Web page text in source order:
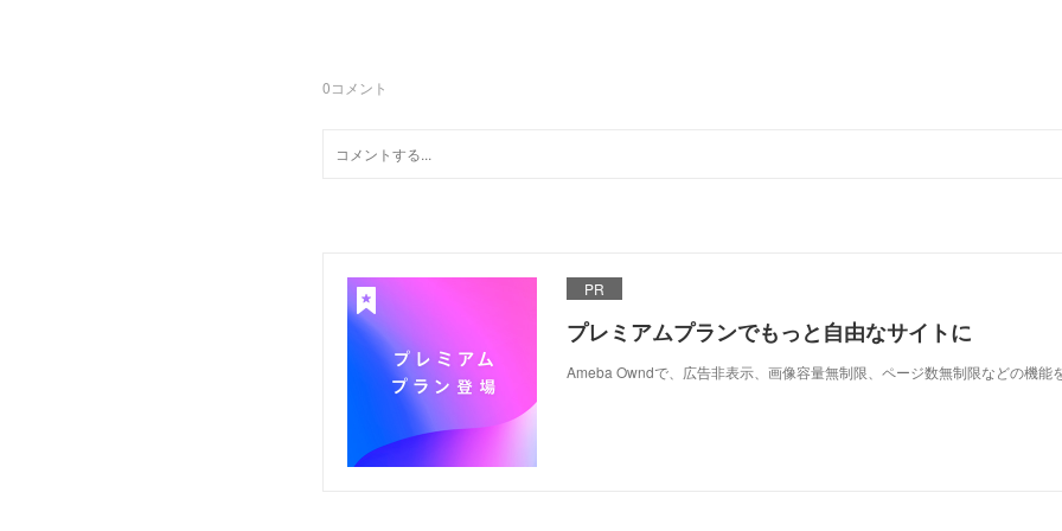
0コメント
PR
プレミアムプランでもっと自由なサイトに
Ameba Owndで、広告非表示、画像容量無制限、ページ数無制限などの機能